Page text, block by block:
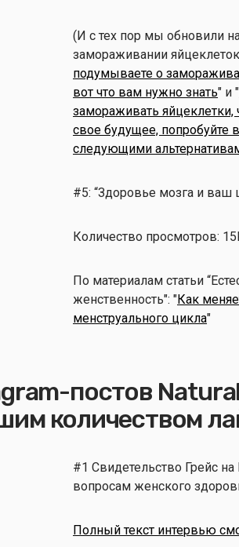
(И с тех пор мы обновили
замораживании
подумываете о
вот что вам нужно знать" и "
замораживать яйцеклетки,
свое будущее, попробуйте
следующими
#5: “Здоровье мозга и ваш
Количество просмотров:
По материалам статьи
женственность": "Как
менструального цикла"
постов
количеством
#1 Свидетельство Грейс
вопросам женского
Полный текст интервью